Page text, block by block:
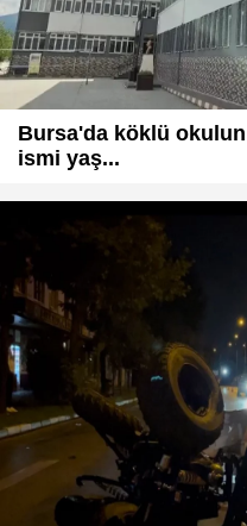
Bursa'da köklü
ismi yaş...